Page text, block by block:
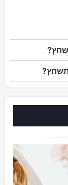
תשחץ?